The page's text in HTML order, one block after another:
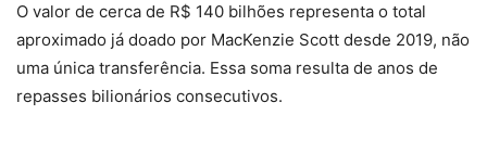
O valor de cerca de R$ 140 bilhões representa o total
aproximado já doado por MacKenzie Scott desde 2019, não
uma única transferência. Essa soma resulta de anos de
repasses bilionários consecutivos.